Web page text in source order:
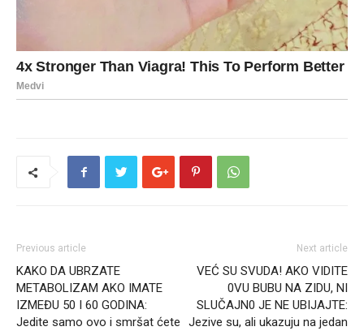
Previous article
KAKO DA UBRZATE
METABOLIZAM AKO IMATE
IZMEĐU 50 I 60 GODINA:
Jedite samo ovo i smršat ćete
Next article
VEĆ SU SVUDA! AKO VIDITE
0VU BUBU NA ZIDU, NI
SLUČAJN0 JE NE UBIJAJTE:
Jezive su, ali ukazuju na jedan